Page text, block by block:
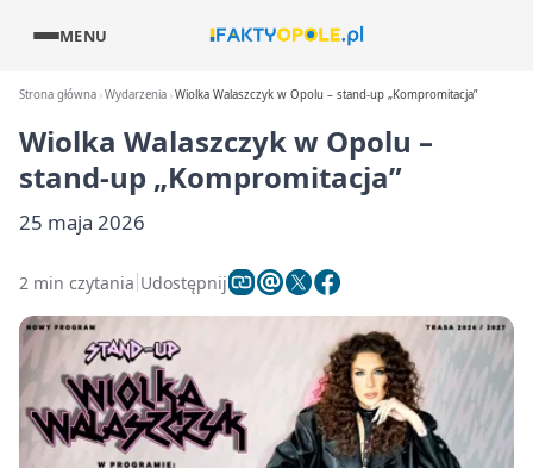
MENU
Strona główna Wydarzenia Wiolka Walaszczyk w Opolu – stand-up „Kompromitacja”
Wiolka Walaszczyk w Opolu –
stand-up „Kompromitacja”
25 maja 2026
2 min czytania Udostępnij